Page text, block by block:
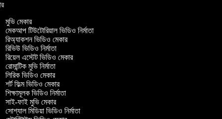
মুভি মেকার
মেকআপ টিউটোরিয়াল ভিডিও নির্মাতা
রিঅ্যাকশন ভিডিও মেকার
রিভিউ ভিডিও নির্মাতা
রিয়েল এস্টেট ভিডিও মেকার
রোমান্টিক মুভি নির্মাতা
লিরিক ভিডিও মেকার
শর্ট ফিল্ম ভিডিও মেকার
শিক্ষামূলক ভিডিও নির্মাতা
সাই-ফাই মুভি মেকার
সোশ্যাল মিডিয়া ভিডিও নির্মাতা